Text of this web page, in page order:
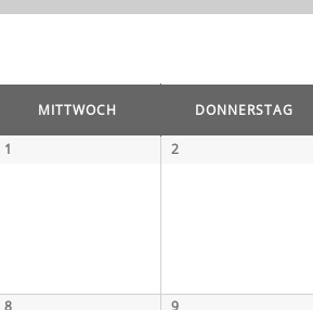
MITTWOCH DONNERSTAG
1 2